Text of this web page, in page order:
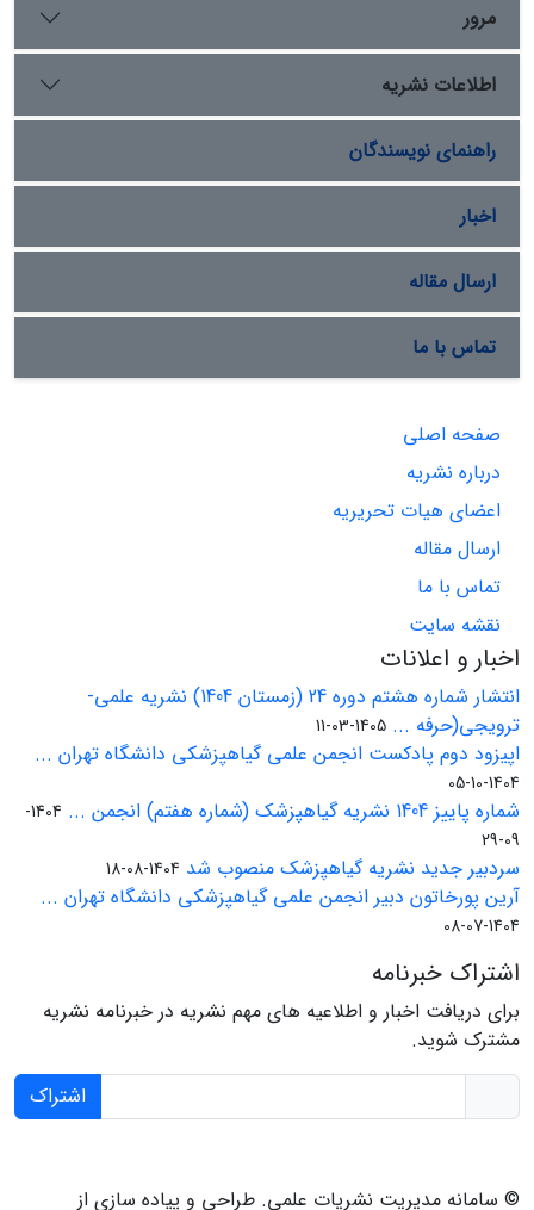
مرور
اطلاعات نشریه
راهنمای نویسندگان
اخبار
ارسال مقاله
تماس با ما
صفحه اصلی
درباره نشریه
اعضای هیات تحریریه
ارسال مقاله
تماس با ما
نقشه سایت
اخبار و اعلانات
انتشار شماره هشتم دوره 24 (زمستان 1404) نشریه علمی-
ترویجی(حرفه ... 1405-03-11
اپیزود دوم پادکست انجمن علمی گیاهپزشکی دانشگاه تهران ...
1404-10-05
شماره پاییز 1404 نشریه گیاهپزشک (شماره هفتم) انجمن ...
1404-
09-29
سردبیر جدید نشریه گیاهپزشک منصوب شد 1404-08-18
آرین پورخاتون دبیر انجمن علمی گیاهپزشکی دانشگاه تهران ...
1404-07-08
اشتراک خبرنامه
برای دریافت اخبار و اطلاعیه های مهم نشریه در خبرنامه نشریه
مشترک شوید.
اشتراک
© سامانه مدیریت نشریات علمی. طراحی و پیاده سازی از